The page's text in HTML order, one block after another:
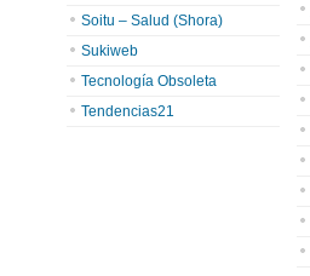
Soitu – Salud (Shora)
Sukiweb
Tecnología Obsoleta
Tendencias21